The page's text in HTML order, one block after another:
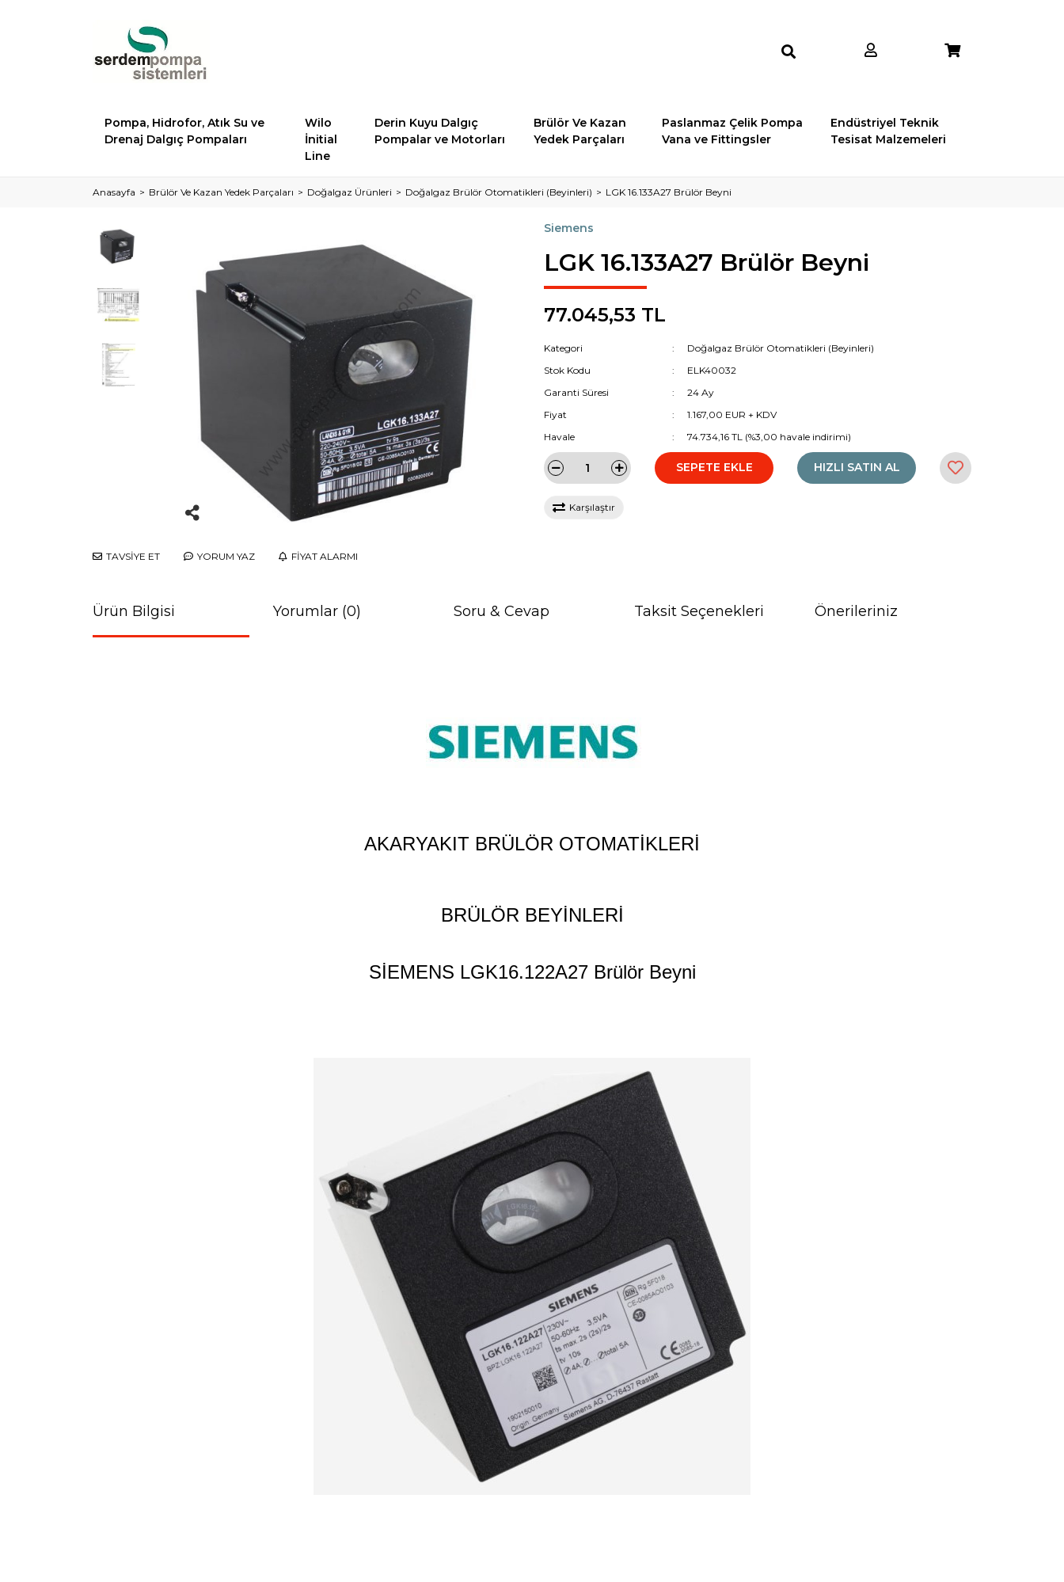
Pompa, Hidrofor, Atık Su ve
Drenaj Dalgıç Pompaları
Wilo
İnitial
Line
Derin Kuyu Dalgıç
Pompalar ve Motorları
Brülör Ve Kazan
Yedek Parçaları
Paslanmaz Çelik Pompa
Vana ve Fittingsler
Endüstriyel Teknik
Tesisat Malzemeleri
Anasayfa Brülör Ve Kazan Yedek Parçaları Doğalgaz Ürünleri Doğalgaz Brülör Otomatikleri (Beyinleri) LGK 16.133A27 Brülör Beyni
TAVSİYE ET YORUM YAZ FİYAT ALARMI
Siemens
LGK 16.133A27 Brülör Beyni
77.045,53 TL
Kategori
Doğalgaz Brülör Otomatikleri (Beyinleri)
Stok Kodu
ELK40032
Garanti Süresi
24 Ay
Fiyat
1.167,00 EUR + KDV
Havale
74.734,16 TL (%3,00 havale indirimi)
SEPETE EKLE HIZLI SATIN AL
Karşılaştır
Ürün Bilgisi Yorumlar (0) Soru & Cevap Taksit Seçenekleri Önerileriniz
AKARYAKIT BRÜLÖR OTOMATİKLERİ
BRÜLÖR BEYİNLERİ
SİEMENS LGK16.122A27 Brülör Beyni